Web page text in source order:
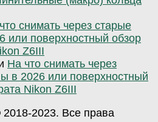
снимать через старые
или поверхностный обзор
Z6III
На что снимать через
в 2026 или поверхностный
Nikon Z6III
2023. Все права